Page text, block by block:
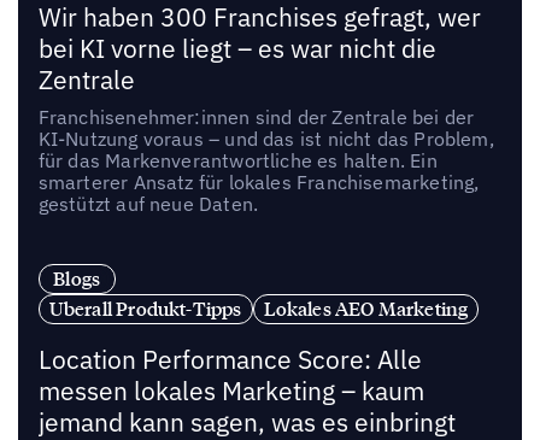
Wir haben 300 Franchises gefragt, wer
bei KI vorne liegt – es war nicht die
Zentrale
Franchisenehmer:innen sind der Zentrale bei der
KI-Nutzung voraus – und das ist nicht das Problem,
für das Markenverantwortliche es halten. Ein
smarterer Ansatz für lokales Franchisemarketing,
gestützt auf neue Daten.
Blogs
Uberall Produkt-Tipps
Lokales AEO Marketing
Location Performance Score: Alle
messen lokales Marketing – kaum
jemand kann sagen, was es einbringt